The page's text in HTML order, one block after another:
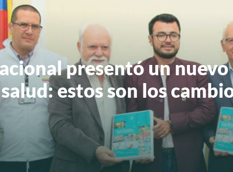
presentó un
estos son los